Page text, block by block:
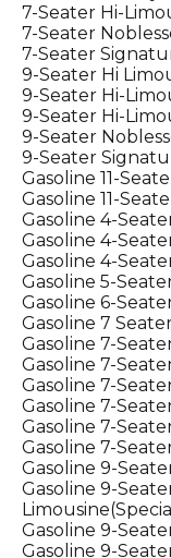
7-Seater Hi-
7-Seater
7-Seater
9-Seater Hi
9-Seater Hi-
9-Seater Hi-
9-Seater
9-Seater
Gasoline 11-
Gasoline 11-
Gasoline 4-
Gasoline 4-
Gasoline 4-
Gasoline 5-
Gasoline 6-
Gasoline 7
Gasoline 7-
Gasoline 7-
Gasoline 7-
Gasoline 7-
Gasoline 7-
Gasoline 7-
Gasoline 9-
Gasoline 9-
Gasoline 9-
Gasoline 9-